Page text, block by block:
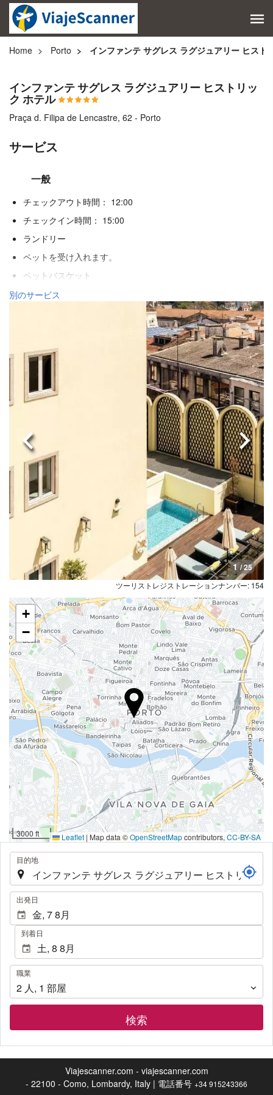
Home Porto インファンテ サグレス ラグジュアリー ヒスト
インファンテ サグレス ラグジュアリー ヒストリッ
ク ホテル
Praça d. Filipa de Lencastre, 62 - Porto
サービス
一般
チェックアウト時間： 12:00
チェックイン時間： 15:00
ランドリー
ペットを受け入れます。
ペットバスケット
ペットボウル
エレベーター
身体不自由者用のアクセス
禁煙ルーム
全館禁煙
防音済み客室
飲食
レストラン
バー
施設内のカフェ
子供向けの食事
特別メニュー（要リクエスト）
朝食ルームサービス
フルーツ
プール
プール
屋外プール
屋外プール（季節限定）
プランジプール
インターネット
ワイファイ
館内全域でWi-Fi利用可
無料Wi-Fi
インターネット
レセプションサービス
24時間対応フロント
荷物預かり
金庫
共同スペース
テラス
サンテラス
ウェルネス
ラウンジャー / ビーチチェア
別のサービス
1 / 25
前へ 次へ
ツーリストレジストレーションナンバー: 154
+
−
3000 ft Leaflet | Map data ©OpenStreetMapcontributors, CC-BY-SA
. 目的地
. 出発日
到着日
職
業
職業
2 人, 1 部屋
検索
Viajescanner.com - viajescanner.com
- 22100 - Como, Lombardy, Italy | 電話番号 +34 915243366